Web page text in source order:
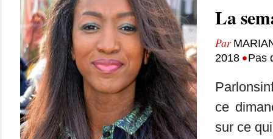
La
Par
2018 •Pas
ce
sur ce